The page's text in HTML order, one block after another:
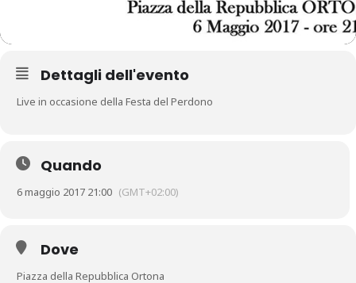
Dettagli dell'evento
Live in occasione della Festa del Perdono
Quando
6 maggio 2017 21:00 (GMT+02:00)
Dove
Piazza della Repubblica Ortona